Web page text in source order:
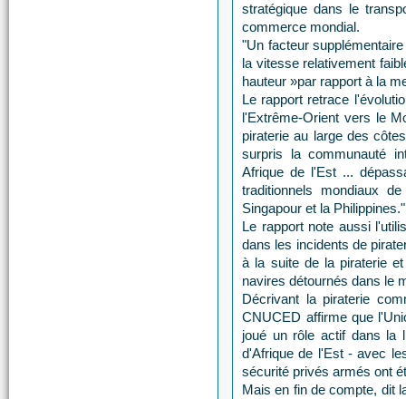
stratégique dans le
commerce mondial.
"Un facteur
la vitesse relativement
hauteur »par rapport à la
Le rapport retrace
l'Extrême-Orient vers le
piraterie au large des
surpris la communauté
Afrique de l'Est ...
traditionnels mondiaux
Singapour et la Philippines."
Le rapport note aussi
dans les incidents de
à la suite de la piraterie
navires détournés dans le
Décrivant la piraterie
CNUCED affirme que
joué un rôle actif dans la
d'Afrique de l'Est - avec
sécurité privés armés ont
Mais en fin de compte, dit